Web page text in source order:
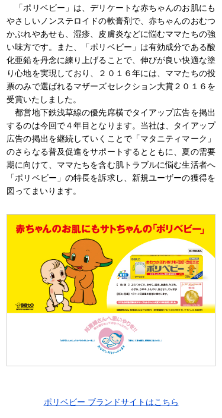
「ポリベビー」は、デリケートな赤ちゃんのお肌にも
やさしいノンステロイドの軟膏剤で、赤ちゃんのおむつ
かぶれやあせも、湿疹、皮膚炎などに悩むママたちの強
い味方です。また、「ポリベビー」は有効成分である酸
化亜鉛を丹念に練り上げることで、伸びが良い快適な塗
り心地を実現しており、２０１６年には、ママたちの投
票のみで選ばれるマザーズセレクション大賞２０１６を
受賞いたしました。
都営地下鉄浅草線の優先席横でタイアップ広告を掲出
するのは今回で４年目となります。当社は、タイアップ
広告の掲出を継続していくことで「マタニティマーク」
のさらなる普及促進をサポートするとともに、夏の需要
期に向けて、ママたちを含む肌トラブルに悩む生活者へ
「ポリベビー」の特長を訴求し、新規ユーザーの獲得を
図ってまいります。
ポリベビー ブランドサイトはこちら